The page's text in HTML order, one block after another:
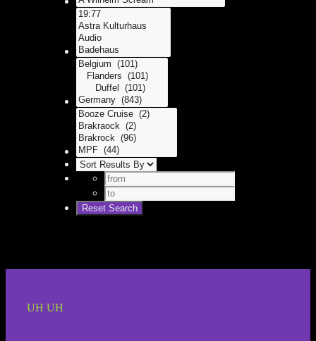
UH UH